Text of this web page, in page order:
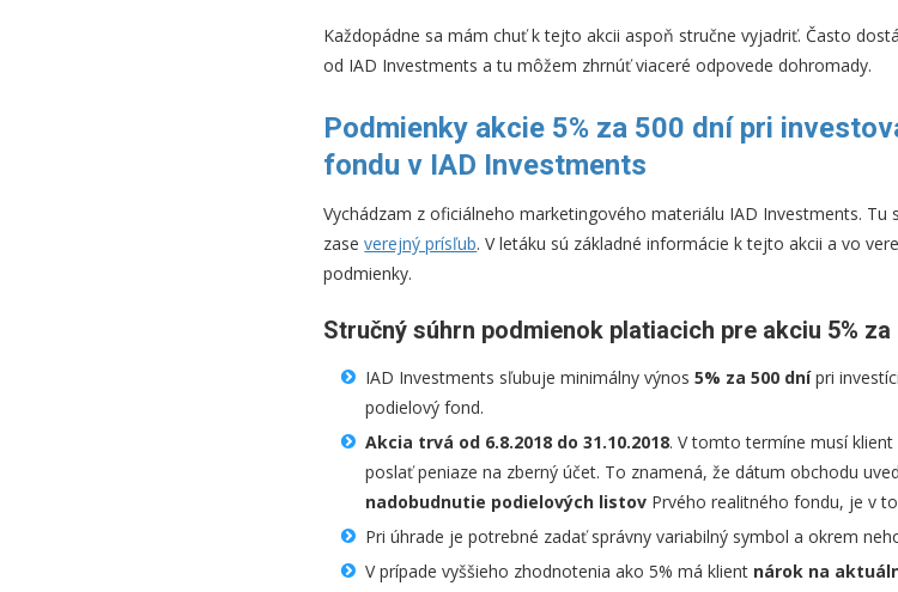
Každopádne sa mám chuť k tejto akcii aspoň stručne vyjadriť. Často
od IAD Investments a tu môžem zhrnúť viaceré odpovede dohromady.
Podmienky akcie 5% za 500 dní pri
fondu v IAD Investments
Vychádzam z oficiálneho marketingového materiálu IAD Investments.
zaseverejný prísľub. V letáku sú základné informácie k tejto akcii a vo
podmienky.
Stručný súhrn podmienok platiacich pre akciu 5% za
IAD Investments sľubuje minimálny výnos5% za 500 dnípri
podielový fond.
Akcia trvá od 6.8.2018 do 31.10.2018. V tomto termíne musí
poslať peniaze na zberný účet. To znamená, že dátum obchodu
nadobudnutie podielových listov Prvého realitného fondu, je v
Pri úhrade je potrebné zadať správny variabilný symbol a okrem
V prípade vyššieho zhodnotenia ako 5% má klient nárok na